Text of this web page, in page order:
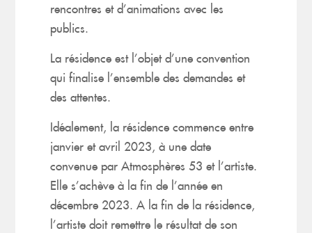
rencontres et d’animations avec les
publics.
La résidence est l’objet d’une convention
qui finalise l’ensemble des demandes et
des attentes.
Idéalement, la résidence commence entre
janvier et avril 2023, à une date
convenue par Atmosphères 53 et l’artiste.
Elle s’achève à la fin de l’année en
décembre 2023. A la fin de la résidence,
l’artiste doit remettre le résultat de son